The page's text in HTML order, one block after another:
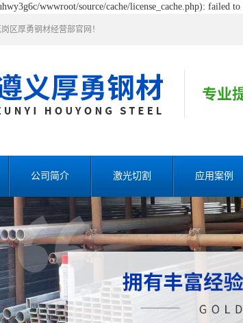
wwwroot/source/cache/license_cache.php): failed
区厚勇钢材经营部官网！
公司简介 激光切割 应用案例